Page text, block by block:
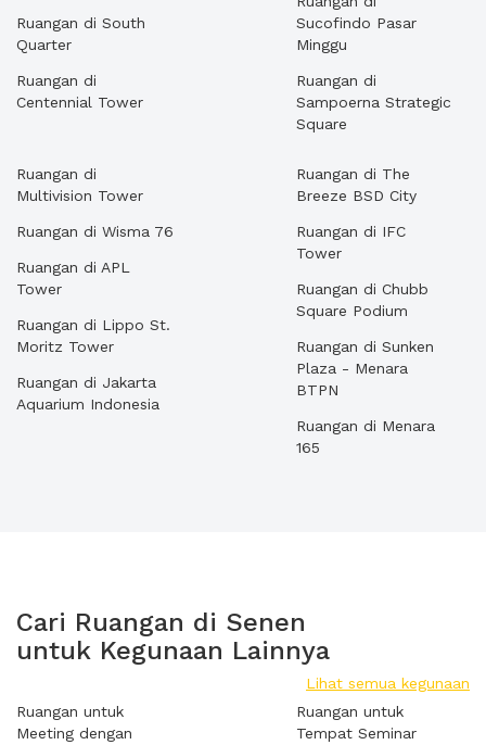
Ruangan di South
Quarter
Ruangan di
Centennial Tower
Sucofindo Pasar
Minggu
Ruangan di
Sampoerna Strategic
Square
Ruangan di
Multivision Tower
Ruangan di Wisma 76
Ruangan di APL
Tower
Ruangan di Lippo St.
Moritz Tower
Ruangan di Jakarta
Aquarium Indonesia
Ruangan di The
Breeze BSD City
Ruangan di IFC
Tower
Ruangan di Chubb
Square Podium
Ruangan di Sunken
Plaza - Menara
BTPN
Ruangan di Menara
165
Cari Ruangan di Senen
untuk Kegunaan Lainnya
Lihat semua kegunaan
Ruangan untuk
Meeting dengan
Ruangan untuk
Tempat Seminar